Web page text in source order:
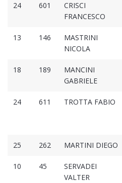
24 601
CRISCI
FRANCESCO
13 146
MASTRINI
NICOLA
18 189
MANCINI
GABRIELE
24 611 TROTTA FABIO
25 262 MARTINI DIEGO
10 45
SERVADEI
VALTER